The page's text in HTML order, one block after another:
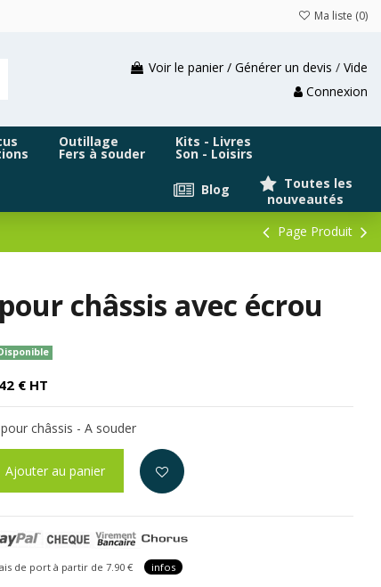
Ma liste (0)
Voir le panier / Générer un devis / Vide
Connexion
Outillage
Fers à souder
Kits - Livres
Son - Loisirs
Toutes les
nouveautés
Blog
Page Produit
châssis avec écrou
€ HT
châssis - A souder
Ajouter au panier
port à partir de 7.90 € infos